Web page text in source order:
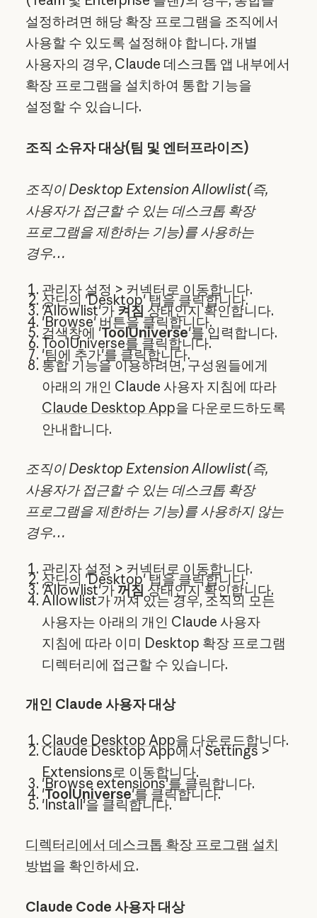
설정하려면 해당 확장 프로그램을 조직에서
사용할 수 있도록 설정해야 합니다. 개별
사용자의 경우, Claude 데스크톱 앱 내부에서
확장 프로그램을 설치하여 통합 기능을
설정할 수 있습니다.
조직 소유자 대상(팀 및 엔터프라이즈)
조직이 Desktop Extension Allowlist(즉,
사용자가 접근할 수 있는 데스크톱 확장
프로그램을 제한하는 기능)를 사용하는
경우…
관리자 설정 > 커넥터로 이동합니다.
상단의 'Desktop' 탭을 클릭합니다.
'Allowlist'가 켜짐 상태인지 확인합니다.
'Browse' 버튼을 클릭합니다.
검색창에 'ToolUniverse'를 입력합니다.
ToolUniverse를 클릭합니다.
'팀에 추가'를 클릭합니다.
통합 기능을 이용하려면, 구성원들에게
아래의 개인 Claude 사용자 지침에 따라
Claude Desktop App을 다운로드하도록
안내합니다.
조직이 Desktop Extension Allowlist(즉,
사용자가 접근할 수 있는 데스크톱 확장
프로그램을 제한하는 기능)를 사용하지 않는
경우…
관리자 설정 > 커넥터로 이동합니다.
상단의 'Desktop' 탭을 클릭합니다.
'Allowlist'가꺼짐 상태인지 확인합니다.
Allowlist가 꺼져 있는 경우, 조직의 모든
사용자는 아래의 개인 Claude 사용자
지침에 따라 이미 Desktop 확장 프로그램
디렉터리에 접근할 수 있습니다.
개인 Claude 사용자 대상
Claude Desktop App을 다운로드합니다.
Claude Desktop App에서 Settings >
Extensions로 이동합니다.
'Browse extensions'를 클릭합니다.
'ToolUniverse'를 클릭합니다.
'Install'을 클릭합니다.
디렉터리에서 데스크톱 확장 프로그램 설치
방법을 확인하세요.
Claude Code 사용자 대상